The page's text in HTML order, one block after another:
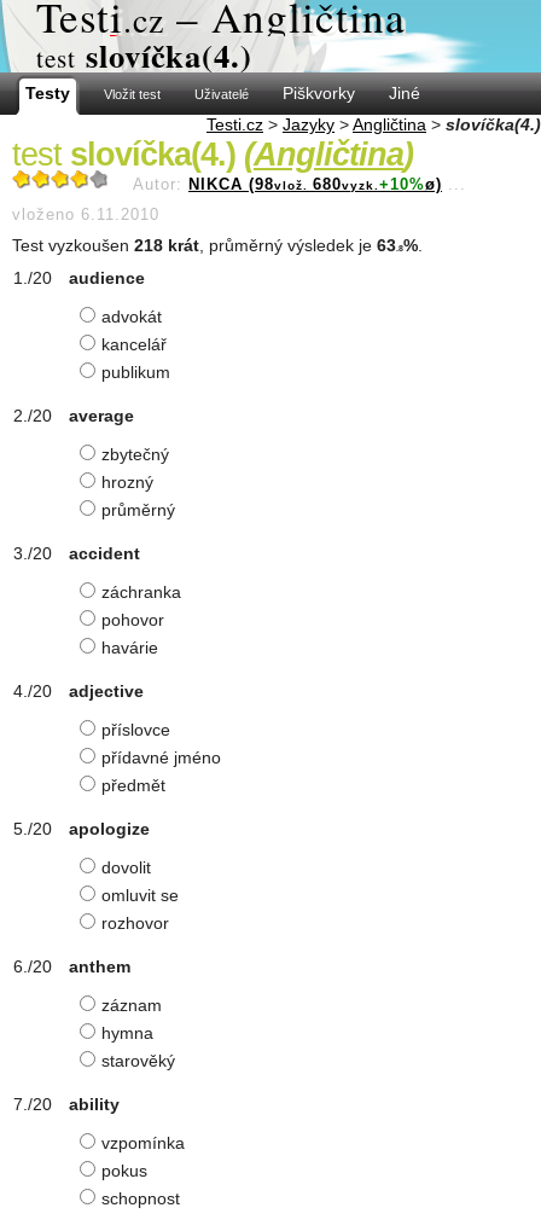
Testi.cz – Angličtina
test slovíčka(4.)
Testy Vložit test Uživatelé Piškvorky
Jiné
Testi.cz > Jazyky >Angličtina > slovíčka(4.)
test slovíčka(4.) (Angličtina)
Autor: NIKCA (98vlož. 680vyzk. +10%ø) ...
vloženo 6.11.2010
Test vyzkoušen 218 krát , průměrný výsledek je 63 .8%
audience
advokát
kancelář
publikum
average
zbytečný
hrozný
průměrný
accident
záchranka
pohovor
havárie
adjective
příslovce
přídavné jméno
předmět
apologize
dovolit
omluvit se
rozhovor
anthem
záznam
hymna
starověký
ability
vzpomínka
pokus
schopnost